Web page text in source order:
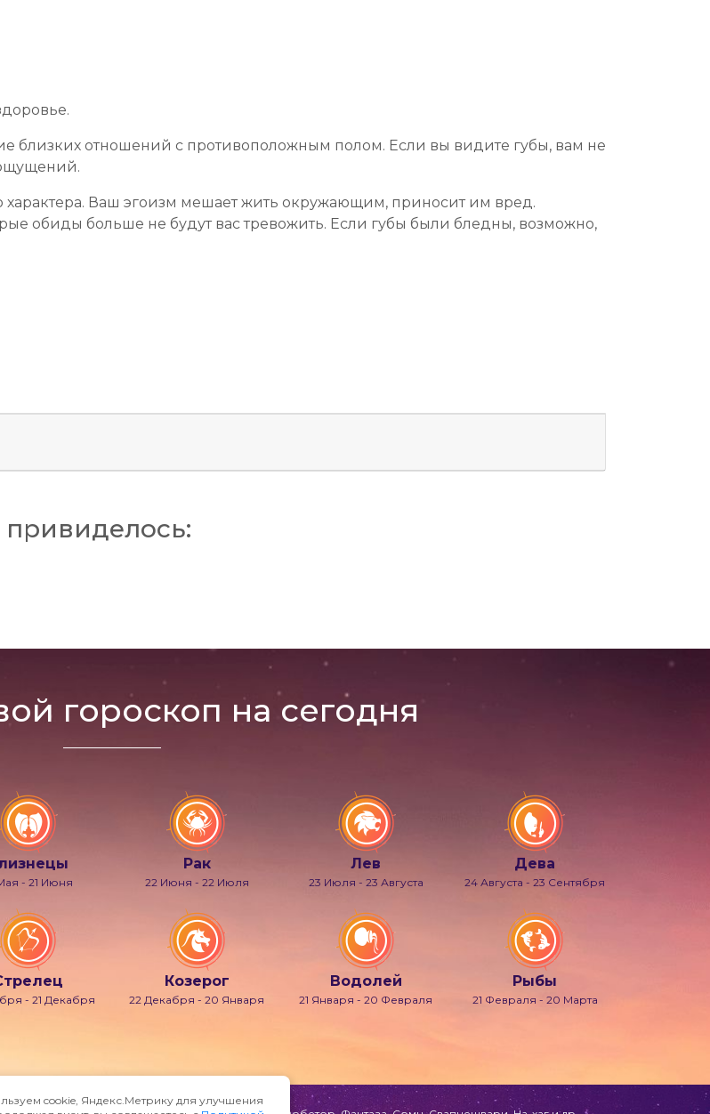
близких отношений с противоположным полом. Если вы видите губы, вам не
Ваш эгоизм мешает жить окружающим, приносит им вред.
обиды больше не будут вас тревожить. Если губы были бледны, возможно,
гороскоп на сегодня
- 21 Июня
Рак
22 Июня - 22 Июля
Лев
23 Июля - 23 Августа
Дева
24 Августа - 23 Сентября
- 21 Декабря
Козерог
22 Декабря - 20 Января
Водолей
21 Января - 20 Февраля
Рыбы
21 Февраля - 20 Марта
cookie, Яндекс.Метрику для улучшения